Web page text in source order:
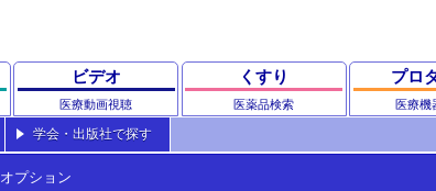
ビデオ
医療動画視聴
くすり
医薬品検索
プロ
医療機
学会・出版社で探す
オプション